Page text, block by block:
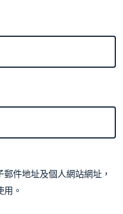
件地址及個人網站網址，
。